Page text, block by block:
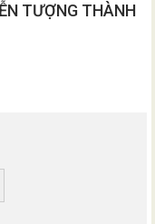
TƯỢNG THÀNH